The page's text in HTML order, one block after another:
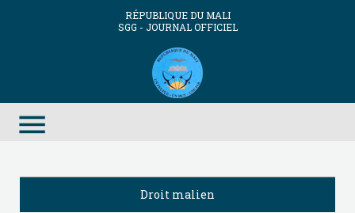
RÉPUBLIQUE DU MALI
SGG - JOURNAL OFFICIEL
menu
Droit malien